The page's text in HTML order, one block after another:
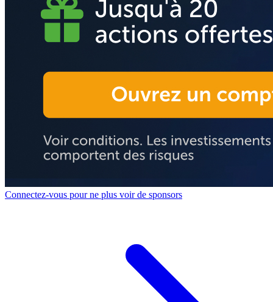
Connectez-vous pour ne plus voir de sponsors